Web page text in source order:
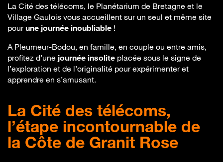
La Cité des télécoms, le Planétarium de Bretagne et le
Village Gaulois vous accueillent sur un seul et même site
pourune journée inoubliable !
A Pleumeur-Bodou, en famille, en couple ou entre amis,
profitez d’une journée insolite placée sous le signe de
l’exploration et de l’originalité pour expérimenter et
apprendre en s’amusant.
La Cité des télécoms,
l’étape incontournable de
la Côte de Granit Rose